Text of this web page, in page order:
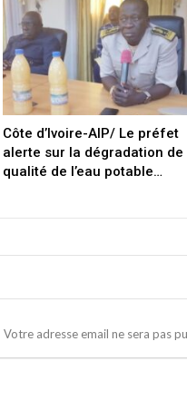
Côte d’Ivoire-AIP/ Le préfet
alerte sur la dégradation de
qualité de l’eau potable…
Votre adresse email ne sera pas